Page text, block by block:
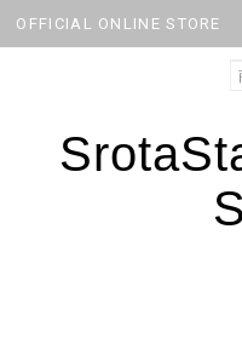
OFFICIAL ONLINE STORE